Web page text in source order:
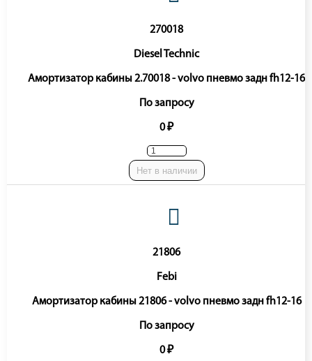
270018
Diesel Technic
Амортизатор кабины 2.70018 - volvo пневмо задн fh12-16
По запросу
0 ₽
Нет в наличии
21806
Febi
Амортизатор кабины 21806 - volvo пневмо задн fh12-16
По запросу
0 ₽